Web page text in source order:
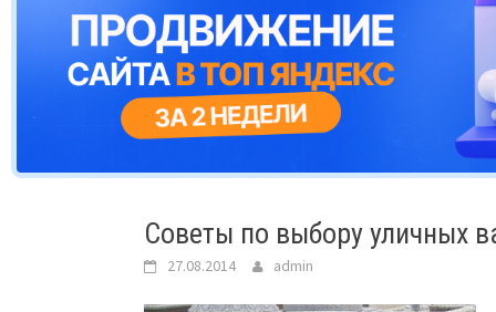
Советы по выбору уличных
27.08.2014 admin